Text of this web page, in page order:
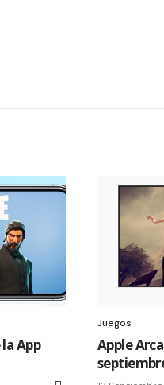
App
Juegos
Apple